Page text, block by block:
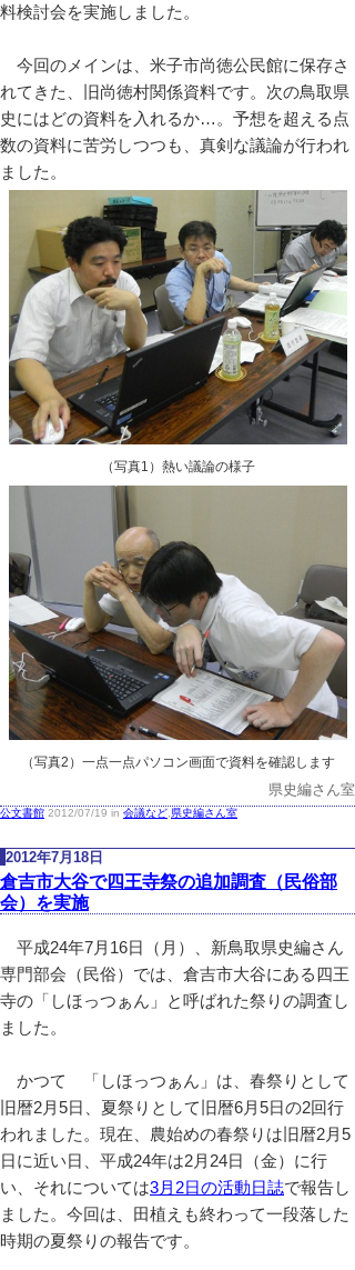
料検討会を実施しました。
今回のメインは、米子市尚徳公民館に保存さ
れてきた、旧尚徳村関係資料です。次の鳥取県
史にはどの資料を入れるか…。予想を超える点
数の資料に苦労しつつも、真剣な議論が行われ
ました。
（写真1）熱い議論の様子
（写真2）一点一点パソコン画面で資料を確認します
県史編さん室
公文書館 2012/07/19 in 会議など 県史編さん室
2012年7月18日
倉吉市大谷で四王寺祭の追加調査（民俗部
会）を実施
平成24年7月16日（月）、新鳥取県史編さん
専門部会（民俗）では、倉吉市大谷にある四王
寺の「しほっつぁん」と呼ばれた祭りの調査し
ました。
かつて 「しほっつぁん」は、春祭りとして
旧暦2月5日、夏祭りとして旧暦6月5日の2回行
われました。現在、農始めの春祭りは旧暦2月5
日に近い日、平成24年は2月24日（金）に行
い、それについては3月2日の活動日誌で報告し
ました。今回は、田植えも終わって一段落した
時期の夏祭りの報告です。